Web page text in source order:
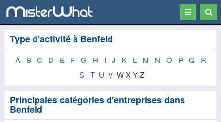
Toggle
Type d'activité à Benfeld
A B C D E F G H I J K L M N O P Q
R
S T U V W X Y Z
Principales catégories d'entreprises dans
Benfeld